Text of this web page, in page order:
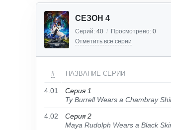
СЕЗОН 4
Серий: 40 / Просмотрено: 0
Отметить все серии
# НАЗВАНИЕ СЕРИИ
4.01
Серия 1
Ty Burrell Wears a Chambray
4.02
Серия 2
Maya Rudolph Wears a Black